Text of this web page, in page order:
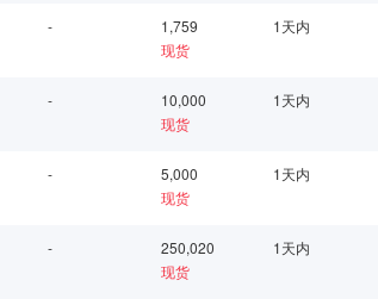
-
1,759
现货
1天内
-
10,000
现货
1天内
-
5,000
现货
1天内
-
250,020
现货
1天内